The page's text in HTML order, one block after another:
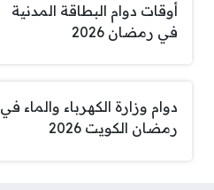
أوقات دوام البطاقة المدنية
في رمضان 2026
دوام وزارة الكهرباء والماء في
رمضان الكويت 2026